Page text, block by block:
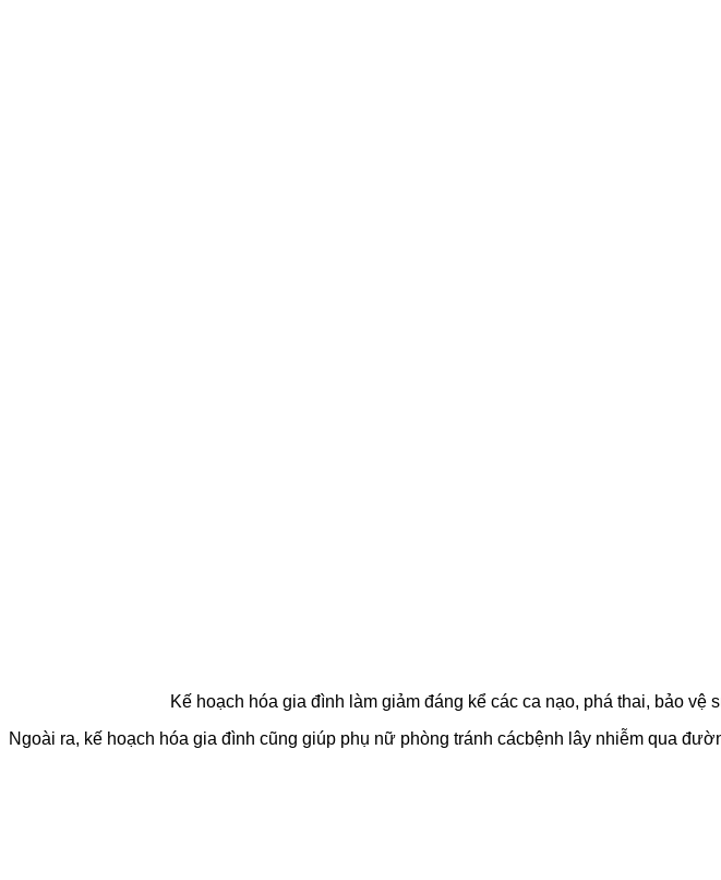
Kế hoạch hóa gia đình làm giảm đáng kể các ca nạo, phá thai, bảo vệ
Ngoài ra, kế hoạch hóa gia đình cũng giúp phụ nữ phòng tránh cácbệnh lây nhiễm qua